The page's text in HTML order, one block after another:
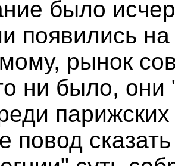
было
появились
рынок
ни было, они
повод